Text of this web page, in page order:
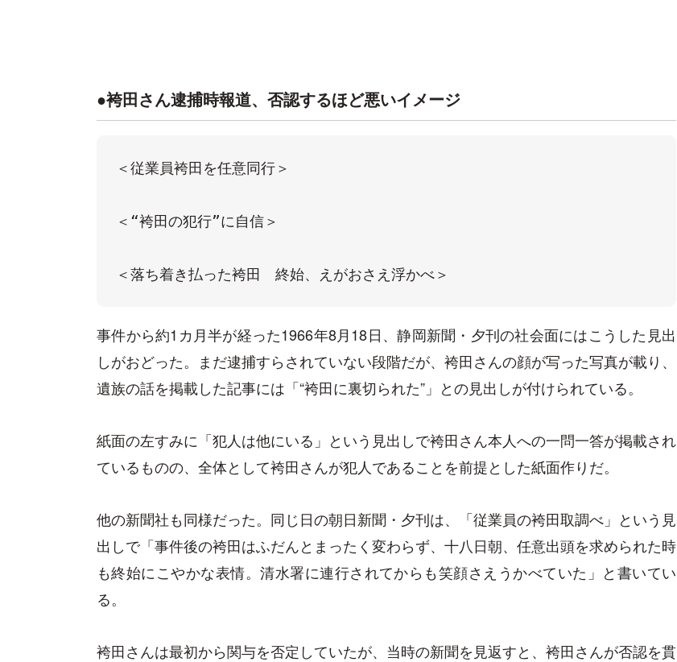
●袴田さん逮捕時報道、否認するほど悪いイメージ
＜従業員袴田を任意同行＞
＜“袴田の犯行”に自信＞
＜落ち着き払った袴田　終始、えがおさえ浮かべ＞
事件から約1カ月半が経った1966年8月18日、静岡新聞・夕刊の社会面にはこうした見出
しがおどった。まだ逮捕すらされていない段階だが、袴田さんの顔が写った写真が載り、
遺族の話を掲載した記事には「“袴田に裏切られた”」との見出しが付けられている。
紙面の左すみに「犯人は他にいる」という見出しで袴田さん本人への一問一答が掲載され
ているものの、全体として袴田さんが犯人であることを前提とした紙面作りだ。
他の新聞社も同様だった。同じ日の朝日新聞・夕刊は、「従業員の袴田取調べ」という見
出しで「事件後の袴田はふだんとまったく変わらず、十八日朝、任意出頭を求められた時
も終始にこやかな表情。清水署に連行されてからも笑顔さえうかべていた」と書いてい
る。
袴田さんは最初から関与を否定していたが、当時の新聞を見返すと、袴田さんが否認を貫